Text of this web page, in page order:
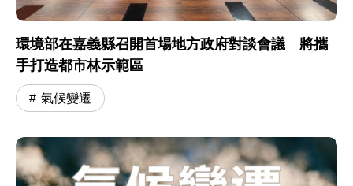
環境部在嘉義縣召開首場地方政府對談會議 將攜
手打造都市林示範區
氣候變遷